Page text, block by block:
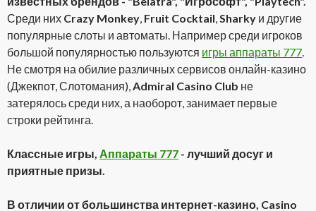
Среди них Crazy Monkey, Fruit Cocktail,Sharky и другие
популярные слоты и автоматы. Например среди игроков
большой популярностью пользуются игры аппараты 777.
Не смотря на обилие различных сервисов онлайн-казино
(Джекпот, Слотомания),Admiral Casino Club не
затерялось среди них, а наоборот, занимает первые
строки рейтинга.
Классные игры, Аппараты 777 - лучший досуг и
приятные призы.
В отличии от большинства интернет-казино, Casino